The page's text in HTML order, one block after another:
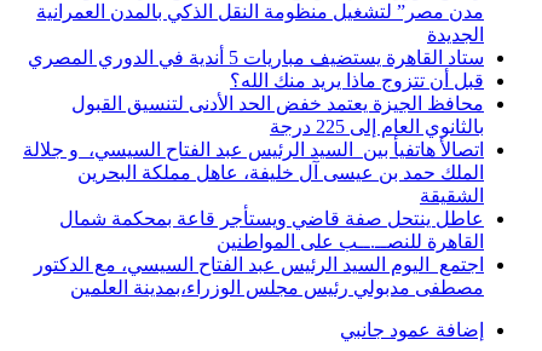
مدن مصر” لتشغيل منظومة النقل الذكي بالمدن العمرانية
الجديدة
ستاد القاهرة يستضيف مباريات 5 أندية في الدوري المصري
قبل أن تتزوج ماذا يريد منك الله؟
محافظ الجيزة يعتمد خفض الحد الأدنى لتنسيق القبول
بالثانوي العام إلى 225 درجة
اتصالأ هاتفيأ بين السيد الرئيس عبد الفتاح السيسي، و جلالة
الملك حمد بن عيسى آل خليفة، عاهل مملكة البحرين
الشقيقة
عاطل ينتحل صفة قاضي ويستأجر قاعة بمحكمة شمال
القاهرة للنصــ.ــب على المواطنين
اجتمع اليوم السيد الرئيس عبد الفتاح السيسي، مع الدكتور
مصطفى مدبولي رئيس مجلس الوزراء،بمدينة العلمين
إضافة عمود جانبي